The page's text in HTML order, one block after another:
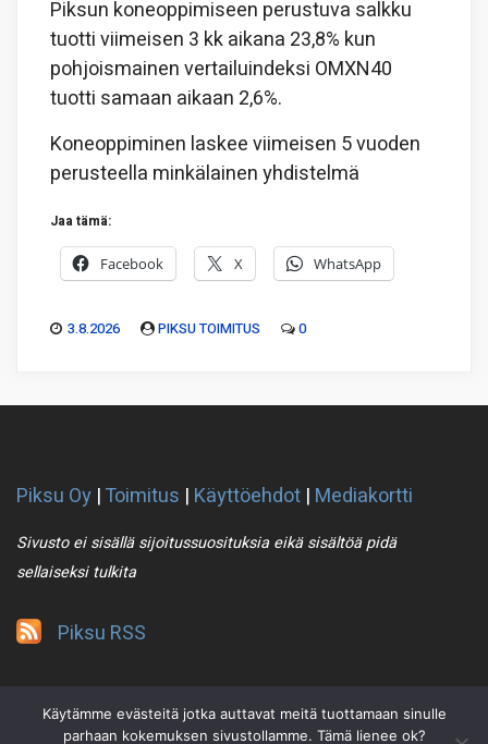
Piksun koneoppimiseen perustuva salkku
tuotti viimeisen 3 kk aikana 23,8% kun
pohjoismainen vertailuindeksi OMXN40
tuotti samaan aikaan 2,6%.
Koneoppiminen laskee viimeisen 5 vuoden
perusteella minkälainen yhdistelmä
Jaa tämä:
Facebook X WhatsApp
3.8.2026 PIKSU TOIMITUS 0
Piksu Oy |Toimitus | Käyttöehdot | Mediakortti
Sivusto ei sisällä sijoitussuosituksia eikä sisältöä pidä
sellaiseksi tulkita
Piksu RSS
Käytämme evästeitä jotka auttavat meitä tuottamaan sinulle
parhaan kokemuksen sivustollamme. Tämä lienee ok?